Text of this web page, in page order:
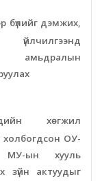
анхан
хэргийн
газар
бүлийг дэмжих,
амьдралын
хөгжил
холбогдсон ОУ-
ын хууль
зүйн актуудыг